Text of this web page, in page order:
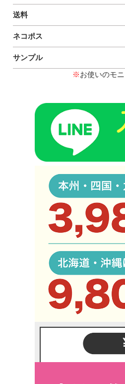
送料
ネコポス
サンプル
※お使いのモ